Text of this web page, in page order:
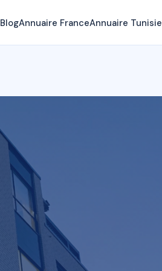
BlogAnnuaire FranceAnnuaire Tunisie